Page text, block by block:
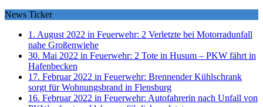
News Ticker
1. August 2022 in Feuerwehr: 2 Verletzte bei Motorradunfall
nahe Großenwiehe
30. Mai 2022 in Feuerwehr: 2 Tote in Husum – PKW fährt in
Hafenbecken
17. Februar 2022 in Feuerwehr: Brennender Kühlschrank
sorgt für Wohnungsbrand in Flensburg
16. Februar 2022 in Feuerwehr: Autofahrerin nach Unfall von